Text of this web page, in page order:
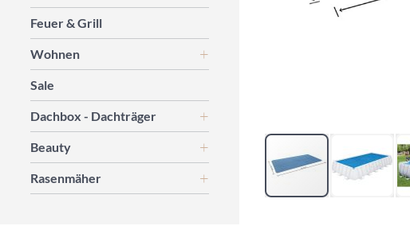
Feuer & Grill
Wohnen
Sale
Dachbox - Dachträger
Beauty
Rasenmäher